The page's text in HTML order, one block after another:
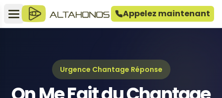
Appelez maintenant
Urgence Chantage Réponse